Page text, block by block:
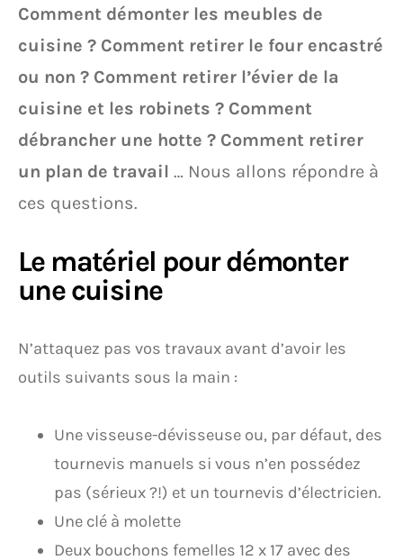
Comment démonter les meubles de
cuisine ? Comment retirer le four encastré
ou non ? Comment retirer l’évier de la
cuisine et les robinets ? Comment
débrancher une hotte ? Comment retirer
un plan de travail … Nous allons répondre à
ces questions.
Le matériel pour démonter
une cuisine
N’attaquez pas vos travaux avant d’avoir les
outils suivants sous la main :
Une visseuse-dévisseuse ou, par défaut, des
tournevis manuels si vous n’en possédez
pas (sérieux ?!) et un tournevis d’électricien.
Une clé à molette
Deux bouchons femelles 12 x 17 avec des